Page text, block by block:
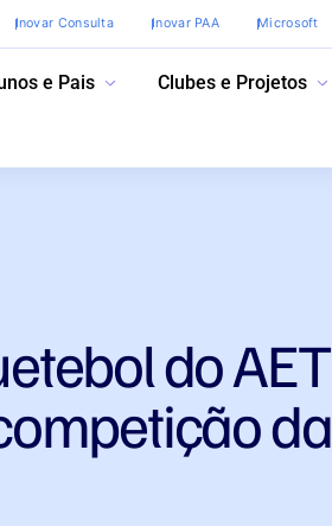
Inovar Consulta Inovar PAA Microsoft
e Pais Clubes e Projetos
do AET
da